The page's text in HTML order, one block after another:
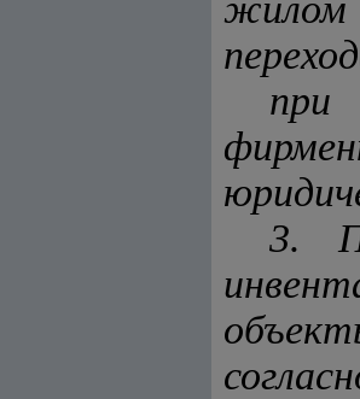
жилом
при
3.